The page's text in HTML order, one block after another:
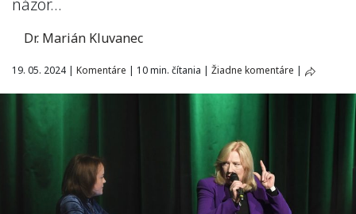
názor…
Dr. Marián Kluvanec
19. 05. 2024 | Komentáre | 10 min. čítania | Žiadne komentáre |